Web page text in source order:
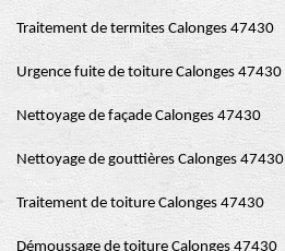
Traitement de termites Calonges 47430
Urgence fuite de toiture Calonges 47430
Nettoyage de façade Calonges 47430
Nettoyage de gouttières Calonges 47430
Traitement de toiture Calonges 47430
Démoussage de toiture Calonges 47430